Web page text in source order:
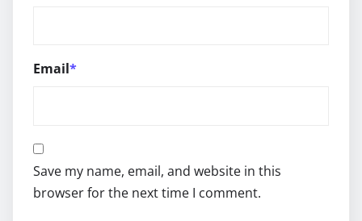
Email*
Save my name, email, and website in this
browser for the next time I comment.